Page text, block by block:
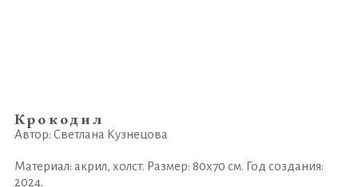
Крокодил
Автор: Светлана Кузнецова
Материал: акрил, холст. Размер: 80х70 см. Год создания:
2024.